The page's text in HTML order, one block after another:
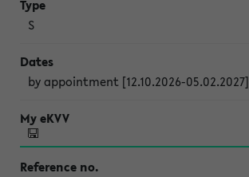
S
by appointment [12.10.2026-05.02.2027]